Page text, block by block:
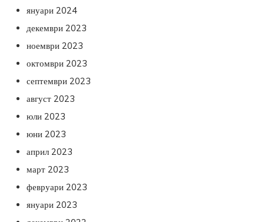
януари 2024
декември 2023
ноември 2023
октомври 2023
септември 2023
август 2023
юли 2023
юни 2023
април 2023
март 2023
февруари 2023
януари 2023